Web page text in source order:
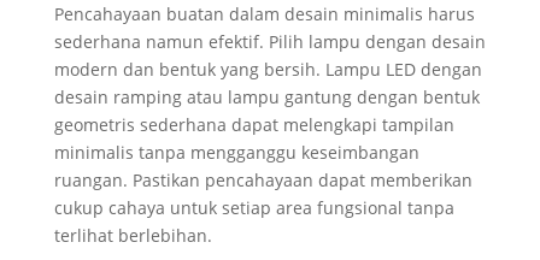
Pencahayaan buatan dalam desain minimalis harus
sederhana namun efektif. Pilih lampu dengan desain
modern dan bentuk yang bersih. Lampu LED dengan
desain ramping atau lampu gantung dengan bentuk
geometris sederhana dapat melengkapi tampilan
minimalis tanpa mengganggu keseimbangan
ruangan. Pastikan pencahayaan dapat memberikan
cukup cahaya untuk setiap area fungsional tanpa
terlihat berlebihan.